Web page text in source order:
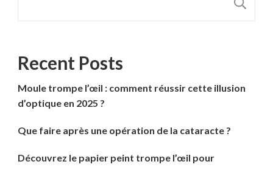
Recent Posts
Moule trompe l’œil : comment réussir cette illusion
d’optique en 2025 ?
Que faire après une opération de la cataracte ?
Découvrez le papier peint trompe l’œil pour